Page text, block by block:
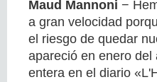
Maud Mannoni −
a gran velocidad
el riesgo de quedar
apareció en enero
entera en el diario